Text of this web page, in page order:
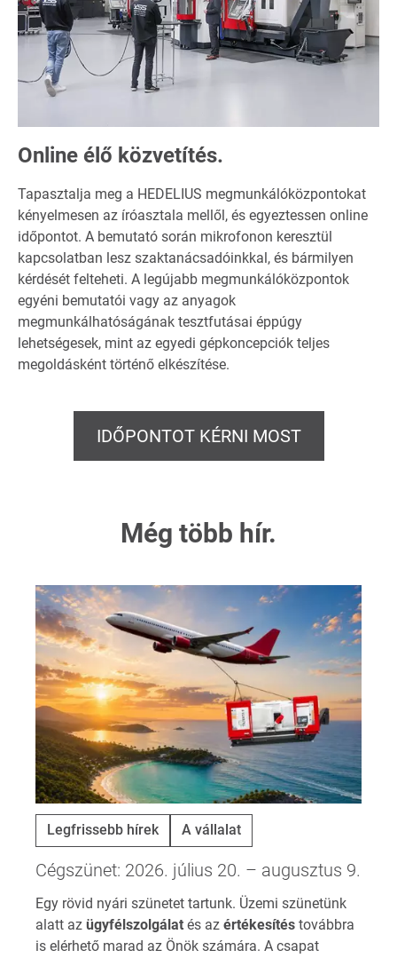
Online élő közvetítés.
Tapasztalja meg a HEDELIUS megmunkálóközpontokat
kényelmesen az íróasztala mellől, és egyeztessen online
időpontot. A bemutató során mikrofonon keresztül
kapcsolatban lesz szaktanácsadóinkkal, és bármilyen
kérdését felteheti. A legújabb megmunkálóközpontok
egyéni bemutatói vagy az anyagok
megmunkálhatóságának tesztfutásai éppúgy
lehetségesek, mint az egyedi gépkoncepciók teljes
megoldásként történő elkészítése.
IDŐPONTOT KÉRNI MOST
Még több hír.
Legfrissebb hírek A vállalat
Cégszünet: 2026. július 20. – augusztus 9.
Egy rövid nyári szünetet tartunk. Üzemi szünetünk
alatt az ügyfélszolgálat és az értékesítés továbbra
is elérhető marad az Önök számára. A csapat